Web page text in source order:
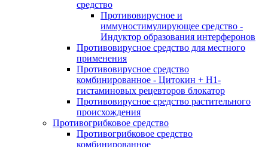
средство
Противовирусное и
иммуностимулирующее средство -
Индуктор образования интерферонов
Противовирусное средство для местного
применения
Противовирусное средство
комбинированное - Цитокин + Н1-
гистаминовых рецевторов блокатор
Противовирусное средство растительного
происхождения
Противогрибковое средство
Противогрибковое средство
комбинированное